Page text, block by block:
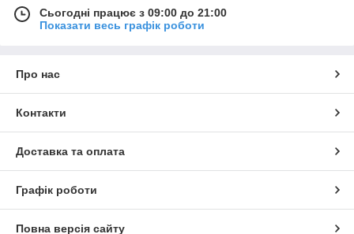
Сьогодні працює з 09:00 до 21:00
Показати весь графік роботи
Про нас
Контакти
Доставка та оплата
Графік роботи
Повна версія сайту